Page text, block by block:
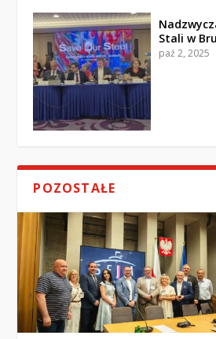
Stali w
paź 2, 2025
POZOSTAŁE